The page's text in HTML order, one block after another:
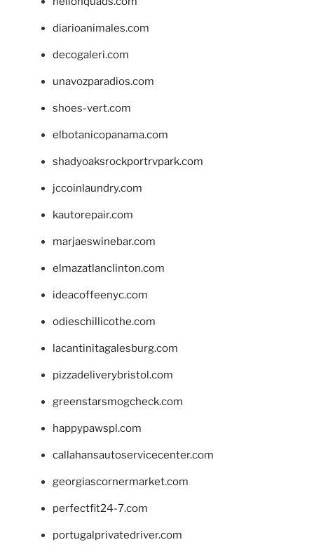
diarioanimales.com
decogaleri.com
unavozparadios.com
shoes-vert.com
elbotanicopanama.com
shadyoaksrockportrvpark.com
jccoinlaundry.com
kautorepair.com
marjaeswinebar.com
elmazatlanclinton.com
ideacoffeenyc.com
odieschillicothe.com
lacantinitagalesburg.com
pizzadeliverybristol.com
greenstarsmogcheck.com
happypawspl.com
callahansautoservicecenter.com
georgiascornermarket.com
perfectfit24-7.com
portugalprivatedriver.com